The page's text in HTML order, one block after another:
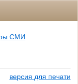
СМИ
версия для печати